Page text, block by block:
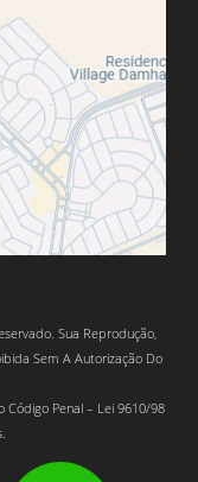
Sua Reprodução,
Sem A Autorização Do
Código Penal – Lei 9610/98